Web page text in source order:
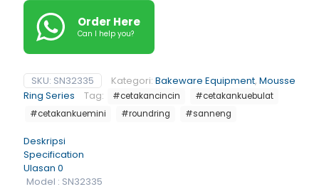
Order Here
Can I help you?
SKU: SN32335 Kategori: Bakeware Equipment, Mousse
Ring Series
Tag: #cetakancincin
#cetakankuebulat
#cetakankuemini
#roundring #sanneng
Deskripsi
Specification
Ulasan 0
Model : SN32335